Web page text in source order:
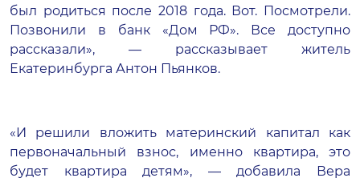
был родиться после 2018 года. Вот. Посмотрели.
Позвонили в банк «Дом РФ». Все доступно
рассказали», — рассказывает житель
Екатеринбурга Антон Пьянков.
«И решили вложить материнский капитал как
первоначальный взнос, именно квартира, это
будет квартира детям», — добавила Вера